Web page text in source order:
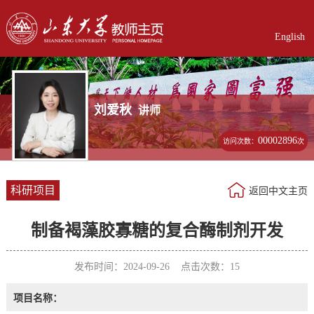
English
刘爱秋 讲师
访问次数：00002896次
科研项目 返回中文主页
制备褐藻胶寡糖的复合酶制剂开发
发布时间：2024-09-26 点击次数： 15
项目名称：